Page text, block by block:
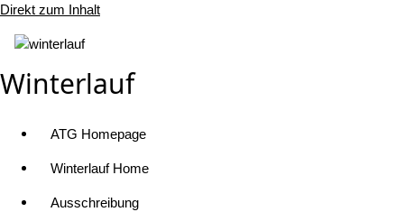
Direkt zum Inhalt
Winterlauf
ATG Homepage
Winterlauf Home
Ausschreibung